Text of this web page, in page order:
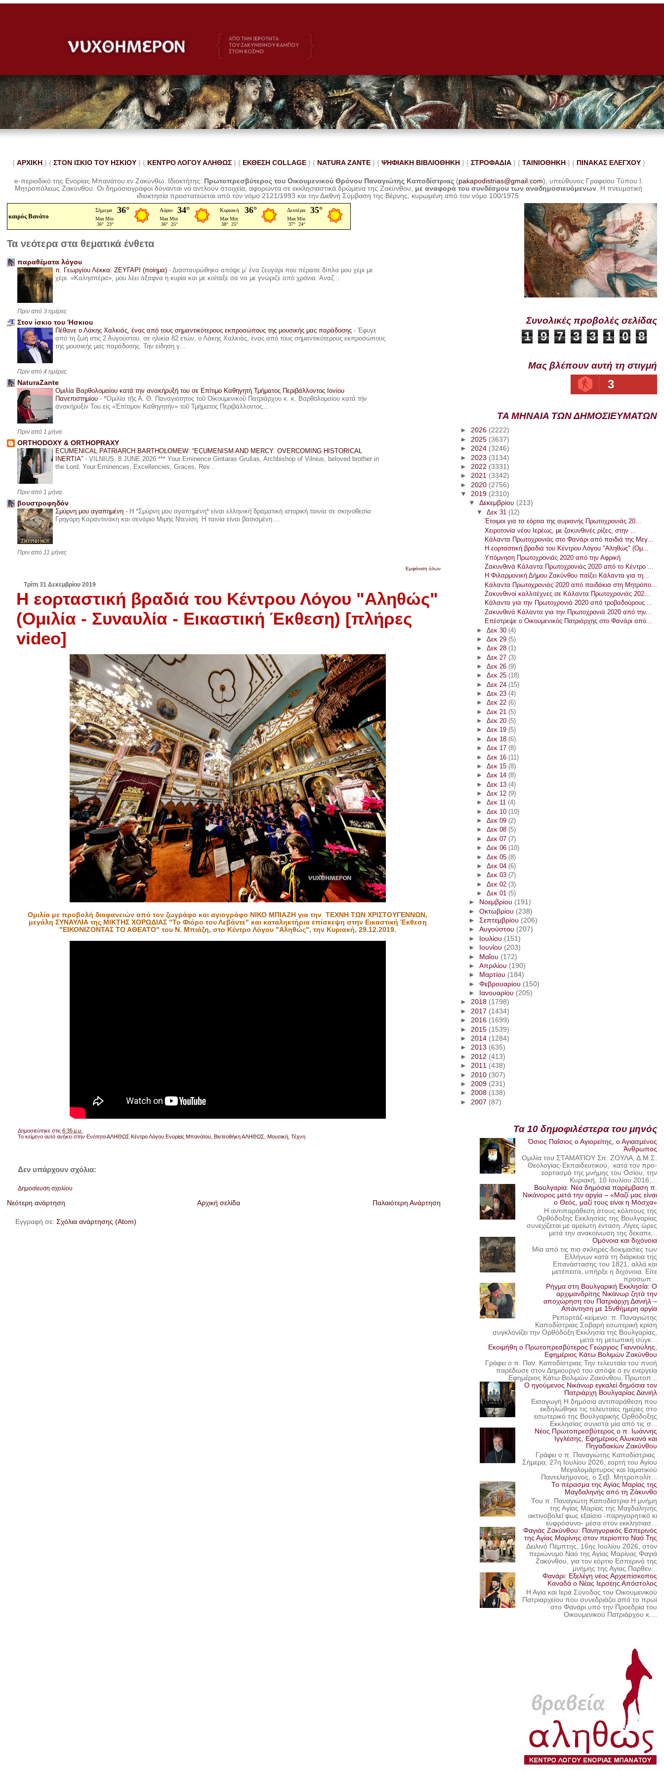
{ ΑΡΧΙΚΗ } { ΣΤΟΝ ΙΣΚΙΟ ΤΟΥ ΗΣΚΙΟΥ } { ΚΕΝΤΡΟ ΛΟΓΟΥ ΑΛΗΘΩΣ } { ΕΚΘΕΣΗ COLLAGE }{ NATURA ZANTE} { ΨΗΦΙΑΚΗ ΒΙΒΛΙΟΘΗΚΗ } { ΣΤΡΟΦΑΔΙΑ } { ΤΑΙΝΙΟΘΗΚΗ } { ΠΙΝΑΚΑΣ ΕΛΕΓΧΟΥ}
e-περιοδικό της Ενορίας Μπανάτου εν Ζακύνθω. Ιδιοκτήτης: Πρωτοπρεσβύτερος του Οικουμενικού Θρόνου Παναγιώτης Καποδίστριας (pakapodistrias@gmail.com), υπεύθυνος Γραφείου Τύπου Ι.
Μητροπόλεως Ζακύνθου.Οι δημοσιογράφοι δύνανται να αντλούν στοιχεία, αφορώντα σε εκκλησιαστικά δρώμενα της Ζακύνθου, με αναφορά του συνδέσμου των αναδημοσιευόμενων . Ηπνευματική
ιδιοκτησία προστατεύεται από τον νόμο 2121/1993 και την Διεθνή Σύμβαση της Βέρνης, κυρωμένη από τον νόμο 100/1975.
καιρός Βανάτο
Τα νεότερα στα θεματικά ένθετα
παραθέματα λόγου
π. Γεωργίου Λέκκα: ΖΕΥΓΑΡΙ (ποίημα) - Διασταυρώθηκα απόψε μ’ ένα ζευγάρι που πέρασε δίπλα μου χέρι με
χέρι. «Καλησπέρα», μου λέει άξαφνα η κυρία και με κοίταξε σα να με γνώριζε από χρόνια. Αναζ...
Πριν από 3 ημέρες
Στον ίσκιο του Ήσκιου
Πέθανε ο Λάκης Χαλκιάς, ένας από τους σημαντικότερους εκπροσώπους της μουσικής μας παράδοσης - Έφυγε
από τη ζωή στις 2 Αυγούστου, σε ηλικία 82 ετών, ο Λάκης Χαλκιάς, ένας από τους σημαντικότερους εκπροσώπους
της μουσικής μας παράδοσης. Την είδηση γ...
Πριν από 4 ημέρες
NaturaZante
Ομιλία Βαρθολομαίου κατά την ανακήρυξή του σε Επίτιμο Καθηγητή Τμήματος Περιβάλλοντος Ιονίου
Πανεπιστημίου - *Ὁμιλία τῆς Α. Θ. Παναγιότητος τοῦ Οἰκουμενικοῦ Πατριάρχου κ. κ. Βαρθολομαίου κατά τήν
ἀνακήρυξίν Του εἰς «Ἐπίτιμον Καθηγητήν» τοῦ Τμήματος Περιβάλλοντος...
Πριν από 1 μήνα
ORTHODOXY & ORTHOPRAXY
ECUMENICAL PATRIARCH BARTHOLOMEW: “ECUMENISM AND MERCY: OVERCOMING HISTORICAL
INERTIA” - VILNIUS, 8 JUNE 2026 *** Your Eminence Gintaras Grušas, Archbishop of Vilnius, beloved brother in
the Lord, Your Eminences, Excellencies, Graces, Rev...
Πριν από 1 μήνα
βουστροφηδόν
Σμύρνη μου αγαπημένη - Η *Σμύρνη μου αγαπημένη* είναι ελληνική δραματική ιστορική ταινία σε σκηνοθεσία
Γρηγόρη Καραντινάκη και σενάριο Μιμής Ντενίση. Η ταινία είναι βασισμένη ...
Πριν από 11 μήνες
Εμφάνιση όλων
Τρίτη 31 Δεκεμβρίου 2019
Η εορταστική βραδιά του Κέντρου Λόγου "Αληθώς"
(Ομιλία - Συναυλία - Εικαστική Έκθεση) [πλήρες
video]
Ομιλία με προβολή διαφανειών από τον ζωγράφο και αγιογράφο ΝΙΚΟ ΜΠΙΑΖΗ για την ΤΕΧΝΗ ΤΩΝ ΧΡΙΣΤΟΥΓΕΝΝΩΝ,
μεγάλη ΣΥΝΑΥΛΙΑ της ΜΙΚΤΗΣ ΧΟΡΩΔΙΑΣ "Το Φιόρο του Λεβάντε" και καταληκτήρια επίσκεψη στην Εικαστική Έκθεση
"ΕΙΚΟΝΙΖΟΝΤΑΣ ΤΟ ΑΘΕΑΤΟ" του Ν. Μπιάζη, στο Κέντρο Λόγου "Αληθώς", την Κυριακή, 29.12.2019.
Δημοσιεύτηκε στις6:35 μ.μ.
Το κείμενο αυτό ανήκει στην ΕνότηταΑΛΗΘΩΣ Κέντρο Λόγου Ενορίας Μπανάτου ,Βιντεοθήκη ΑΛΗΘΩΣ ,Μουσική ,Τέχνη
Δεν υπάρχουν σχόλια:
Δημοσίευση σχολίου
Νεότερη ανάρτηση Παλαιότερη Ανάρτηση
Αρχική σελίδα
Εγγραφή σε:Σχόλια ανάρτησης (Atom)
Συνολικές προβολές σελίδας
1 9 7 3 3 1 0 8
Μας βλέπουν αυτή τη στιγμή
3
ΤΑ ΜΗΝΑΙΑ ΤΩΝ ΔΗΜΟΣΙΕΥΜΑΤΩΝ
►2026 (2222)
► 2025 (3637)
►2024 (3246)
► 2023 (3134)
► 2022 (3331)
►2021 (3342)
► 2020 (2756)
▼2019 (2310)
▼ Δεκεμβρίου (213)
▼ Δεκ 31 (12)
Έτοιμοι για τα εόρτια της αυριανής Πρωτοχρονιάς 20...
Χειροτονία νέου Ιερέως, με ζακυνθινές ρίζες, στην ...
Κάλαντα Πρωτοχρονιάς στο Φανάρι από παιδιά της Μεγ...
Η εορταστική βραδιά του Κέντρου Λόγου "Αληθώς" (Ομ...
Υπόμνηση Πρωτοχρονιάς 2020 από την Αφρική
Ζακυνθινά Κάλαντα Πρωτοχρονιάς 2020 από το Κέντρο ...
Η Φιλαρμονική Δήμου Ζακύνθου παίζει Κάλαντα για τη...
Κάλαντα Πρωτοχρονιάς 2020 από παιδάκια στη Μητρόπο...
Ζακυνθινοί καλλιτέχνες σε Κάλαντα Πρωτοχρονιάς 202...
Κάλαντα για την Πρωτοχρονιά 2020 από τροβαδούρους ...
Ζακυνθινά Κάλαντα για την Πρωτοχρονιά 2020 από την...
Επέστρεψε ο Οικουμενικός Πατριάρχης στο Φανάρι από...
► Δεκ 30 (4)
► Δεκ 29 (5)
► Δεκ 28 (1)
► Δεκ 27 (3)
► Δεκ 26 (9)
► Δεκ 25 (18)
► Δεκ 24 (15)
► Δεκ 23 (4)
► Δεκ 22 (6)
► Δεκ 21 (5)
► Δεκ 20 (5)
► Δεκ 19 (5)
► Δεκ 18 (6)
► Δεκ 17 (8)
► Δεκ 16 (11)
► Δεκ 15 (8)
► Δεκ 14 (8)
► Δεκ 13 (4)
► Δεκ 12 (9)
► Δεκ 11 (4)
► Δεκ 10 (10)
► Δεκ 09 (2)
► Δεκ 08 (5)
► Δεκ 07 (7)
► Δεκ 06 (10)
► Δεκ 05 (8)
► Δεκ 04 (6)
► Δεκ 03 (7)
► Δεκ 02 (3)
► Δεκ 01 (5)
►
Νοεμβρίου (191)
► Οκτωβρίου (238)
► Σεπτεμβρίου (206)
► Αυγούστου (207)
►
Ιουλίου (151)
►
Ιουνίου (203)
► Μαΐου (172)
► Απριλίου (190)
►
Μαρτίου (184)
► Φεβρουαρίου (150)
►
Ιανουαρίου (205)
►2018 (1798)
► 2017 (1434)
►2016 (1699)
► 2015 (1539)
►2014 (1284)
►2013 (635)
► 2012 (413)
►2011 (438)
► 2010 (307)
► 2009 (231)
►2008 (138)
► 2007 (87)
Τα 10 δημοφιλέστερα του μηνός
Όσιος Παΐσιος ο Αγιορείτης, ο Αγιασμένος
Άνθρωπος
Ομιλία του ΣΤΑΜΑΤΙΟΥ Σπ. ΖΟΥΛΑ, Δ.Μ.Σ.
Θεολογίας-Εκπαιδευτικού, κατά τον προ-
εορτασμό της μνήμης του Οσίου, την
Κυριακή, 10 Ιουλίου 2016,...
Βουλγαρία: Νέα δημόσια παρέμβαση π.
Νικάνορος μετά την αργία – «Μαζί μας είναι
ο Θεός, μαζί τους είναι η Μόσχα»
Η αντιπαράθεση στους κόλπους της
Ορθόδοξης Εκκλησίας της Βουλγαρίας
συνεχίζεται με αμείωτη ένταση. Λίγες ώρες
μετά την ανακοίνωση της δεκαπε...
Ομόνοια και διχόνοια
Μία από τις πιο σκληρές δοκιμασίες των
Ελλήνων κατά τη διάρκεια της
Επανάστασης του 1821, αλλά και
μετέπειτα, υπήρξε η διχόνοια. Είτε
προσωπ...
Ρήγμα στη Βουλγαρική Εκκλησία: Ο
αρχιμανδρίτης Νικάνωρ ζητά την
αποχώρηση του Πατριάρχη Δανιήλ –
Απάντηση με 15νθήμερη αργία
Ρεπορτάζ-κείμενο: π. Παναγιώτης
Καποδίστριας Σοβαρή εσωτερική κρίση
συγκλονίζει την Ορθόδοξη Εκκλησία της Βουλγαρίας,
μετά τη μετωπική σύγκ...
Εκοιμήθη ο Πρωτοπρεσβύτερος Γεώργιος Γιαννούλης,
Εφημέριος Κάτω Βολιμών Ζακύνθου
Γράφει ο π. Παν. Καποδίστριας Την τελευταία του πνοή
παρέδωσε στον Δημιουργό του απόψε ο εν ενεργεία
Εφημέριος Κάτω Βολιμών Ζακύνθου, Πρωτοπ...
Ο ηγούμενος Νικάνωρ εγκαλεί δημόσια τον
Πατριάρχη Βουλγαρίας Δανιήλ
Εισαγωγή Η δημόσια αντιπαράθεση που
εκδηλώθηκε τις τελευταίες ημέρες στο
εσωτερικό της Βουλγαρικής Ορθόδοξης
Εκκλησίας συνιστά μία από τις σ...
Νέος Πρωτοπρεσβύτερος ο π. Ιωάννης
Ιγγλέσης, Εφημέριος Αλυκανά και
Πηγαδακίων Ζακύνθου
Γράφει ο π. Παναγιώτης Καποδίστριας
Σήμερα, 27η Ιουλίου 2026, εορτή του Αγίου
Μεγαλομάρτυρος και Ιαματικού
Παντελεήμονος, ο Σεβ. Μητροπολίτ...
Το πέρασμα της Αγίας Μαρίας της
Μαγδαληνής από τη Ζάκυνθο
Του π. Παναγιώτη Καποδίστρια Η μνήμη
της Αγίας Μαρίας της Μαγδαληνής
ακτινοβολεί φως εξαίσιο -παρηγορητικό κι
ευφρόσυνο- μέσα στον εκκλησιασ...
Φαγιάς Ζακύνθου: Πανηγυρικός Εσπερινός
της Αγίας Μαρίνης στον περίοπτο Ναό Της
Δειλινό Πέμπτης, 16ης Ιουλίου 2026, στον
περιώνυμο Ναό της Αγίας Μαρίνας Φαγιά
Ζακύνθου, για τον εόρτιο Εσπερινό της
μνήμης της Αγίας Παρθεν...
Φανάρι: Εξελέγη νέος Αρχιεπίσκοπος
Καναδά ο Νέας Ιερσέης Απόστολος
Η Αγία και Ιερά Σύνοδος του Οικουμενικού
Πατριαρχείου που συνεδριάζει από το πρωί
στο Φανάρι υπό την Προεδρία του
Οικουμενικού Πατριάρχου κ....